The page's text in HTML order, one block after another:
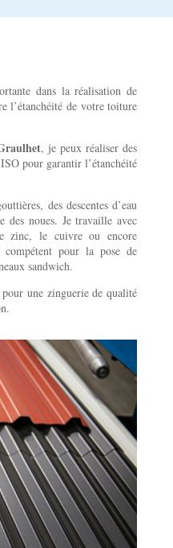
dans la réalisation de
l’étanchéité de votre toiture
, je peux réaliser des
pour garantir l’étanchéité
des descentes d’eau
des noues. Je travaille avec
zinc, le cuivre ou encore
compétent pour la pose de
sandwich.
une zinguerie de qualité